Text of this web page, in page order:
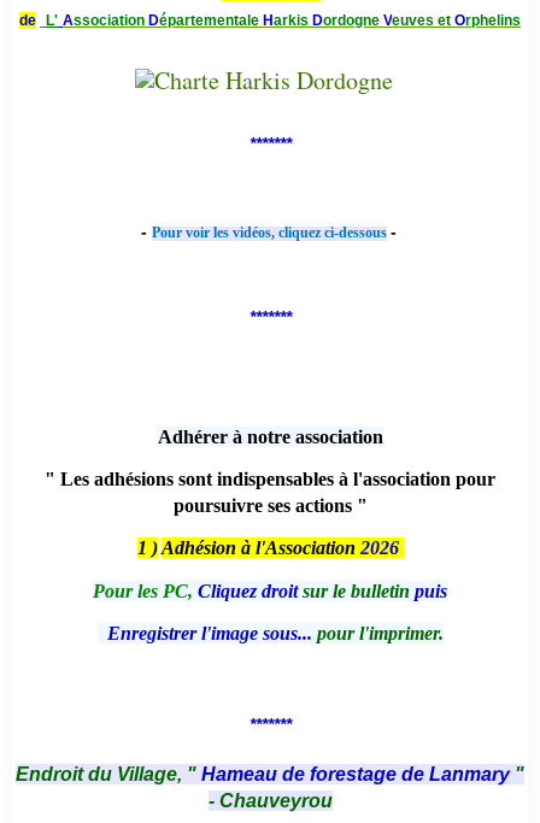
de L' Association Départementale Harkis Dordogne Veuves et Orphelins
*******
- Pour voir les vidéos, cliquez ci-dessous -
*******
Adhérer à notre association
" Les adhésions sont indispensables à l'association pour
poursuivre ses actions "
1 ) Adhésion à l'Association 2026
Pour les PC, Cliquez droitsur le bulletin puis
Enregistrer l'image sous... pour l'imprimer.
*******
Endroit du Village, " Hameau de forestage de Lanmary "
- Chauveyrou